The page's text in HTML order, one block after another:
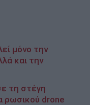
μόνο την
και την
τη στέγη
ρωσικού drone